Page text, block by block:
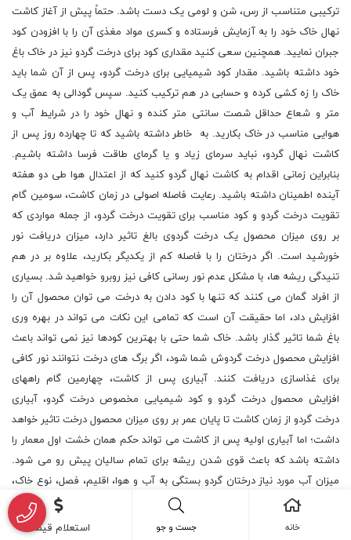
ترکیبی متناسب از رس، شن و لومی یک دست باشد. حتماً پیش از آغاز کاشت
نهال خاک خود را به آزمایش فرستاده و کسری مواد مغذی آن را با افزودن کود
جبران نمایید. همچنین سعی کنید مقداری کود برای درخت گردو نیز در خاک باغ
خود داشته باشید. مقدار کود شیمیایی برای درخت گردو، پس از آن شما باید
خاک را زه کشی کرده و حسابی در هم ترکیب کنید. سپس گودالی به عمق یک
متر و شعاع حداقل شصت سانتی متر کنده و نهال خود را در شرایط آب و
هوایی مناسب در خاک بکارید. به خاطر داشته باشید که تا چهارده روز پس از
کاشت نهال گردو، نباید سرمای زیاد و یا گرمای طاقت فرسا داشته باشیم.
بنابراین زمانی اقدام به کاشت نهال گردو کنید که از اعتدال هوا طی دو هفته
آینده اطمینان داشته باشید. رعایت فاصله اصولی در زمان کاشت، سومین گام
تقویت درخت گردو و کود مناسب برای تقویت درخت گردو، از جمله مواردی که
بر روی میزان محصول یک درخت گردوی بالغ تاثیر دارد، میزان دریافت نور
خورشید است. اگر درختان را با فاصله کم از یکدیگر بکارید، علاوه بر در هم
تنیدگی ریشه ها، با مشکل عدم نور رسانی کافی نیز روبرو خواهید شد. بسیاری
از افراد گمان می کنند که تنها با کود دادن به درخت می توان محصول آن را
افزایش داد، اما حقیقت آن است که تمامی این نکات می تواند در بهره وری
باغ شما تاثیر گذار باشد. خاک شما حتی با بهترین کودها نیز نمی تواند باعث
افزایش محصول درخت گردوش شما شود، اگر برگ های درخت نتوانند نور کافی
برای غذاسازی دریافت کنند. آبیاری پس از کاشت، چهارمین گام راههای
افزایش محصول درخت گردو و کود شیمیایی مخصوص درخت گردو، آبیاری
درخت گردو از زمان کاشت تا پایان عمر بر روی میزان محصول درخت تاثیر خواهد
داشت؛ اما آبیاری اولیه پس از کاشت می تواند حکم همان خشت اول معمار را
داشته باشد که باعث قوی شدن ریشه برای تمام سالیان پیش رو می شود.
میزان آب مورد نیاز درختان گردو بستگی به آب و هوا، اقلیم، فصل، نوع خاک،
رقم گردو و مسائلی از این دست دارد. بهترین کود شیمیایی برای درخت گردو از
کجا تهیه کنیم. نهال تازه کشت شده برای مدت ده روز نیاز به آبیاری دارد و
خانه جست و جو استعلام قیمت